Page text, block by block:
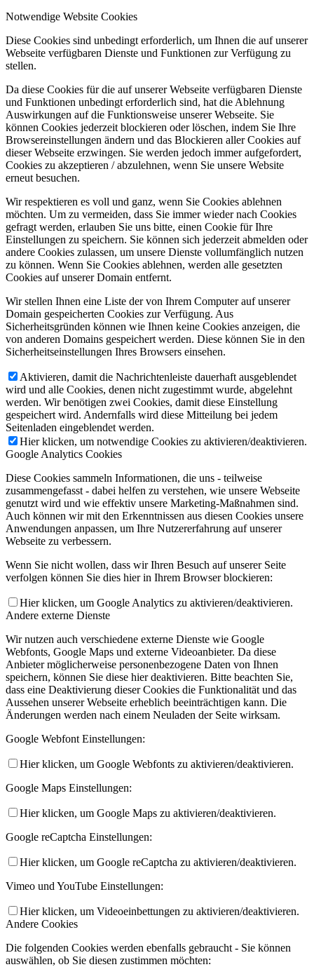
Notwendige Website Cookies
Diese Cookies sind unbedingt erforderlich, um Ihnen die auf unserer
Webseite verfügbaren Dienste und Funktionen zur Verfügung zu
stellen.
Da diese Cookies für die auf unserer Webseite verfügbaren Dienste
und Funktionen unbedingt erforderlich sind, hat die Ablehnung
Auswirkungen auf die Funktionsweise unserer Webseite. Sie
können Cookies jederzeit blockieren oder löschen, indem Sie Ihre
Browsereinstellungen ändern und das Blockieren aller Cookies auf
dieser Webseite erzwingen. Sie werden jedoch immer aufgefordert,
Cookies zu akzeptieren / abzulehnen, wenn Sie unsere Website
erneut besuchen.
Wir respektieren es voll und ganz, wenn Sie Cookies ablehnen
möchten. Um zu vermeiden, dass Sie immer wieder nach Cookies
gefragt werden, erlauben Sie uns bitte, einen Cookie für Ihre
Einstellungen zu speichern. Sie können sich jederzeit abmelden oder
andere Cookies zulassen, um unsere Dienste vollumfänglich nutzen
zu können. Wenn Sie Cookies ablehnen, werden alle gesetzten
Cookies auf unserer Domain entfernt.
Wir stellen Ihnen eine Liste der von Ihrem Computer auf unserer
Domain gespeicherten Cookies zur Verfügung. Aus
Sicherheitsgründen können wie Ihnen keine Cookies anzeigen, die
von anderen Domains gespeichert werden. Diese können Sie in den
Sicherheitseinstellungen Ihres Browsers einsehen.
Aktivieren, damit die Nachrichtenleiste dauerhaft ausgeblendet
wird und alle Cookies, denen nicht zugestimmt wurde, abgelehnt
werden. Wir benötigen zwei Cookies, damit diese Einstellung
gespeichert wird. Andernfalls wird diese Mitteilung bei jedem
Seitenladen eingeblendet werden.
Hier klicken, um notwendige Cookies zu aktivieren/deaktivieren.
Google Analytics Cookies
Diese Cookies sammeln Informationen, die uns - teilweise
zusammengefasst - dabei helfen zu verstehen, wie unsere Webseite
genutzt wird und wie effektiv unsere Marketing-Maßnahmen sind.
Auch können wir mit den Erkenntnissen aus diesen Cookies unsere
Anwendungen anpassen, um Ihre Nutzererfahrung auf unserer
Webseite zu verbessern.
Wenn Sie nicht wollen, dass wir Ihren Besuch auf unserer Seite
verfolgen können Sie dies hier in Ihrem Browser blockieren:
Hier klicken, um Google Analytics zu aktivieren/deaktivieren.
Andere externe Dienste
Wir nutzen auch verschiedene externe Dienste wie Google
Webfonts, Google Maps und externe Videoanbieter. Da diese
Anbieter möglicherweise personenbezogene Daten von Ihnen
speichern, können Sie diese hier deaktivieren. Bitte beachten Sie,
dass eine Deaktivierung dieser Cookies die Funktionalität und das
Aussehen unserer Webseite erheblich beeinträchtigen kann. Die
Änderungen werden nach einem Neuladen der Seite wirksam.
Google Webfont Einstellungen:
Hier klicken, um Google Webfonts zu aktivieren/deaktivieren.
Google Maps Einstellungen:
Hier klicken, um Google Maps zu aktivieren/deaktivieren.
Google reCaptcha Einstellungen:
Hier klicken, um Google reCaptcha zu aktivieren/deaktivieren.
Vimeo und YouTube Einstellungen:
Hier klicken, um Videoeinbettungen zu aktivieren/deaktivieren.
Andere Cookies
Die folgenden Cookies werden ebenfalls gebraucht - Sie können
auswählen, ob Sie diesen zustimmen möchten: